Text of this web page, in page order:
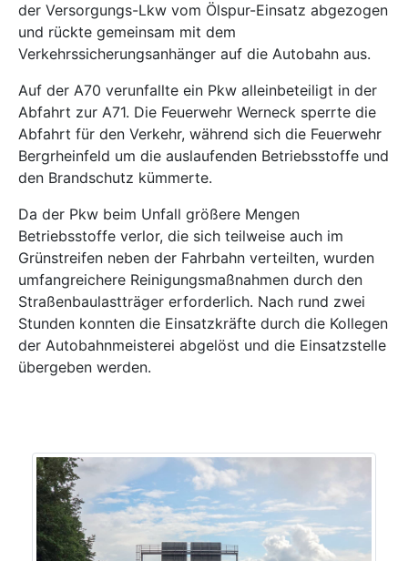
der Versorgungs-Lkw vom Ölspur-Einsatz abgezogen
und rückte gemeinsam mit dem
Verkehrssicherungsanhänger auf die Autobahn aus.
Auf der A70 verunfallte ein Pkw alleinbeteiligt in der
Abfahrt zur A71. Die Feuerwehr Werneck sperrte die
Abfahrt für den Verkehr, während sich die Feuerwehr
Bergrheinfeld um die auslaufenden Betriebsstoffe und
den Brandschutz kümmerte.
Da der Pkw beim Unfall größere Mengen
Betriebsstoffe verlor, die sich teilweise auch im
Grünstreifen neben der Fahrbahn verteilten, wurden
umfangreichere Reinigungsmaßnahmen durch den
Straßenbaulastträger erforderlich. Nach rund zwei
Stunden konnten die Einsatzkräfte durch die Kollegen
der Autobahnmeisterei abgelöst und die Einsatzstelle
übergeben werden.